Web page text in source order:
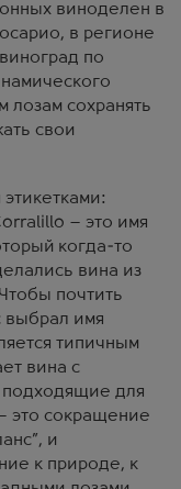
виноделен в
в регионе
по
лозам сохранять
свои
– это имя
когда-то
вина из
почтить
выбрал имя
типичным
вина с
для
это сокращение
и
к природе, к